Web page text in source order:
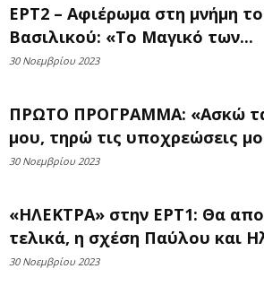
ΕΡΤ2 – Αφιέρωμα στη μνήμη
Βασιλικού: «Το Μαγικό των...
30 Νοεμβρίου 2023
ΠΡΩΤΟ ΠΡΟΓΡΑΜΜΑ: «Ασκώ
μου, τηρώ τις υποχρεώσεις
30 Νοεμβρίου 2023
«ΗΛΕΚΤΡΑ» στην ΕΡΤ1: Θα
τελικά, η σχέση Παύλου και
30 Νοεμβρίου 2023